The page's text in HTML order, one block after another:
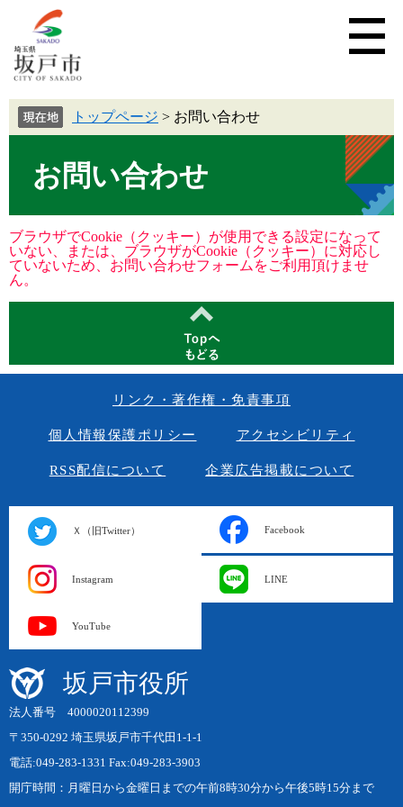
トップページ > お問い合わせ
お問い合わせ
ブラウザでCookie（クッキー）が使用できる設定になって
いない、または、ブラウザがCookie（クッキー）に対応し
ていないため、お問い合わせフォームをご利用頂けませ
ん。
リンク・著作権・免責事項
個人情報保護ポリシー アクセシビリティ
RSS配信について 企業広告掲載について
Ｘ（旧Twitter） Facebook
Instagram LINE
YouTube
坂戸市役所
法人番号 4000020112399
〒350-0292 埼玉県坂戸市千代田1-1-1
電話:049-283-1331 Fax:049-283-3903
開庁時間：月曜日から金曜日までの午前8時30分から午後5時15分まで